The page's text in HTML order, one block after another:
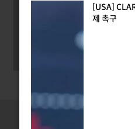
[USA]
제 촉구
[INTERPOL] 아프리카 사이
[소청백의 노동&사람] 삼성
Copyright ©